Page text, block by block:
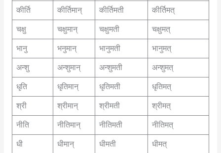
कीर्ति कीर्तिमान् कीर्तिमती कीर्तिमत्
चक्षु चक्षुमान् चक्षुमती चक्षुमत्
भानु भनुमान् भानुमती भानुमत्
अन्शु अन्शुमान् अन्शुमती अन्शुमत्
धृति धृतिमान् धृतिमती धृतिमत्
श्री श्रीमान् श्रीमती श्रीमत्
नीति नीतिमान् नीतिमती नीतिमत्
धी धीमान् धीमती धीमत्